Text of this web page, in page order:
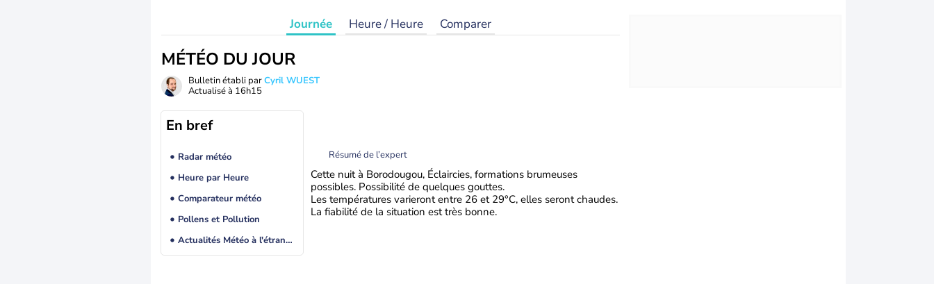
Journée Heure / Heure Comparer
MÉTÉO DU JOUR
Bulletin établi parCyril WUEST
Actualisé à 16h15
En bref
Radar météo
Heure par Heure
Comparateur météo
Pollens et Pollution
Actualités Météo à l'étranger
Résumé de l’expert
Cette nuit à Borodougou, Éclaircies, formations brumeuses
possibles. Possibilité de quelques gouttes.
Les températures varieront entre 26 et 29°C, elles seront chaudes.
La fiabilité de la situation est très bonne.